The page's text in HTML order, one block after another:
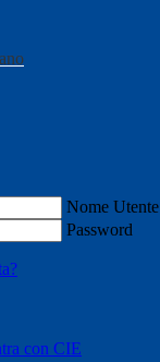
Nome Utente
Password
con CIE